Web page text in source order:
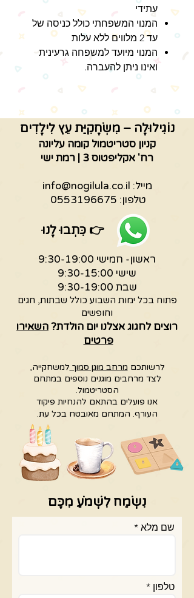
עתידי
המנוי המשפחתי כולל כניסה של
עד 2 מלווים ללא עלות
המנוי מיועד למשפחה גרעינית
ואינו ניתן להעברה.
קדימות בתור.
הכניסה לאזור הפעילות עם
גרביים בלבד (ילדים ומבוגרים).
ניתן לרכוש גרביים בקופה.
נוֹגִילוּלָה – מִשְׂחָקִיַּת עֵץ לִילָדִים
קניון סטריטמול קומה עליונה
רח' אקליפטוס 3 | רמת ישי
מייל: info@nogilula.co.il
טלפון: 0553196675
ראשון- חמישי 9:30-19:00
שישי 9:30-15:00
שבת 9:30-19:00
פתוח בכל ימות השבוע כולל שבתות, חגים
וחופשים
רוצים לחגוג אצלנו יום הולדת?השאירו
פרטים
לרשותכם מרחב מוגן סמוך למשחקייה,
לצד מרחבים מוגנים נוספים במתחם
הסטריטמול.
אנו פועלים בהתאם להנחיות פיקוד
העורף. המתחם מאובטח בכל עת.
👉כִּתְבוּ לָנוּ
נִשְׂמַח לִשְׁמֹעַ מִכֶּם
שם מלא
טלפון